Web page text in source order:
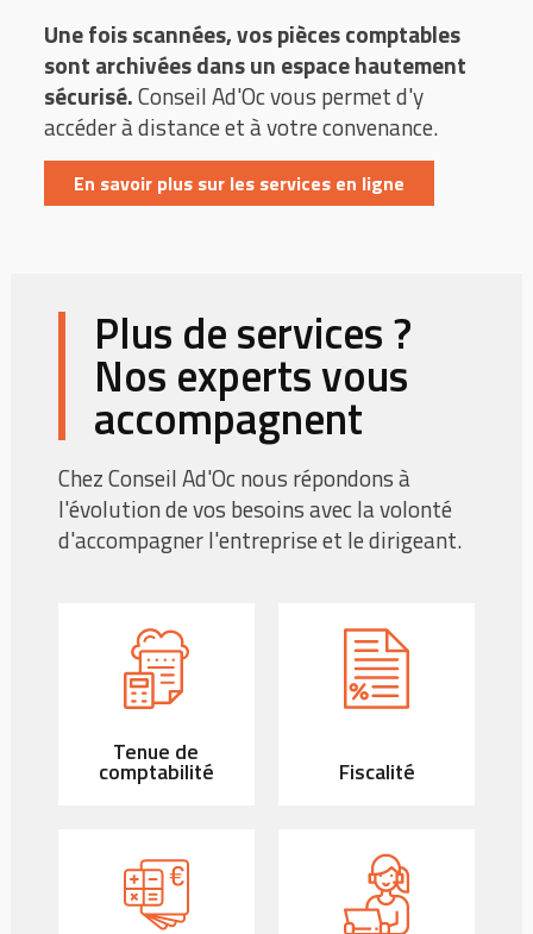
Une fois scannées, vos pièces comptables
sont archivées dans un espace hautement
sécurisé.Conseil Ad'Oc vous permet d'y
accéder à distance et à votre convenance.
En savoir plus sur les services en ligne
Plus de services ?
Nos experts vous
accompagnent
Chez Conseil Ad'Oc nous répondons à
l'évolution de vos besoins avec la volonté
d'accompagner l'entreprise et le dirigeant.
Tenue de
comptabilité Fiscalité